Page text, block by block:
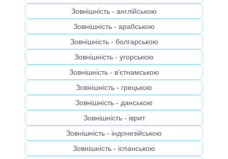
Зовнішність - англійською
Зовнішність - арабською
Зовнішність - болгарською
Зовнішність - угорською
Зовнішність - в'єтнамською
Зовнішність - грецькою
Зовнішність - данською
Зовнішність - іврит
Зовнішність - індонезійською
Зовнішність - іспанською